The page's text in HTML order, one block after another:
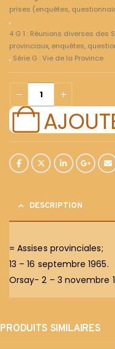
prises (enquêtes,
,
4 G 1 : Réunions diverses
provinciaux, enquêtes,
, Série G : Vie de la Province
DESCRIPTION
= Assises provinciales;
13 – 16 septembre 1965.
Orsay- 2 – 3 novembre
PRODUITS SIMILAIRES